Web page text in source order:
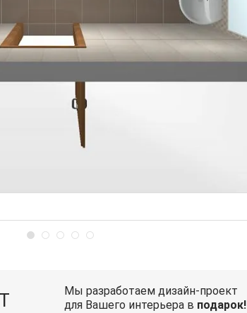
Мы разработаем дизайн-проект
для Вашего интерьера в подарок!